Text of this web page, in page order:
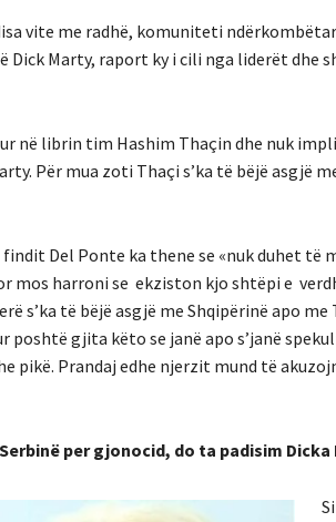
vite me radhë, komuniteti
Marty, raport ky i cili nga liderët dhe
në librin tim Hashim Thaçin dhe nuk
Për mua zoti Thaçi s’ka të bëjë asgjë
Del Ponte ka thene se «nuk duhet të
harroni se ekziston kjo shtëpi e
s’ka të bëjë asgjë me Shqipërinë apo
poshtë gjita këto se janë apo s’janë
Prandaj edhe njerzit mund të
per gjonocid, do ta padisim